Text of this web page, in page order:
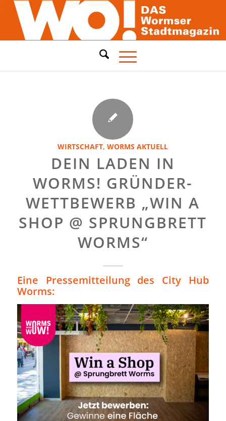
WIRTSCHAFT,WORMS AKTUELL
DEIN LADEN IN
WORMS! GRÜNDER-
WETTBEWERB „WIN A
SHOP @ SPRUNGBRETT
WORMS“
Eine Pressemitteilung des City Hub
Worms: